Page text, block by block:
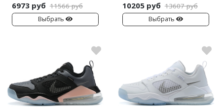
6973 руб 11566 руб
Выбрать
10205 руб 13607 руб
Выбрать
Nike Hyperdunk
Nike Air Deldon
Nike Sabrina
adidas Dame
Adidas Yeezy Boost 350 V2